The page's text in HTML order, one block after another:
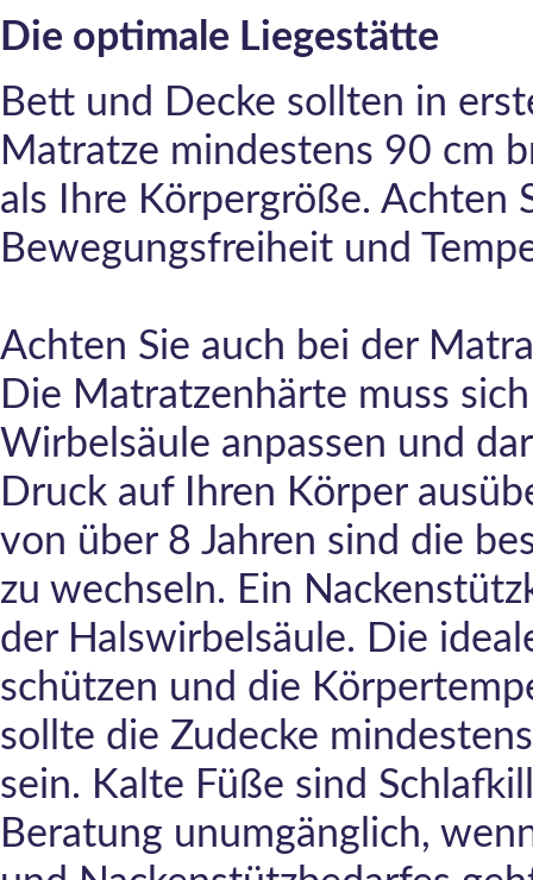
Die optimale Liegestätte
Bett und Decke sollten in
Matratze mindestens 90 cm
als Ihre Körpergröße. Achten
Bewegungsfreiheit und
Achten Sie auch bei der
Die Matratzenhärte muss
Wirbelsäule anpassen und
Druck auf Ihren Körper
von über 8 Jahren sind die
zu wechseln. Ein
der Halswirbelsäule. Die
schützen und die
sollte die Zudecke
sein. Kalte Füße sind
Beratung unumgänglich,